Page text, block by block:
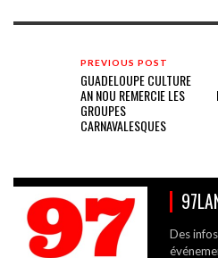
PREVIOUS POST
GUADELOUPE CULTURE
AN NOU REMERCIE LES
GROUPES
CARNAVALESQUES
Des